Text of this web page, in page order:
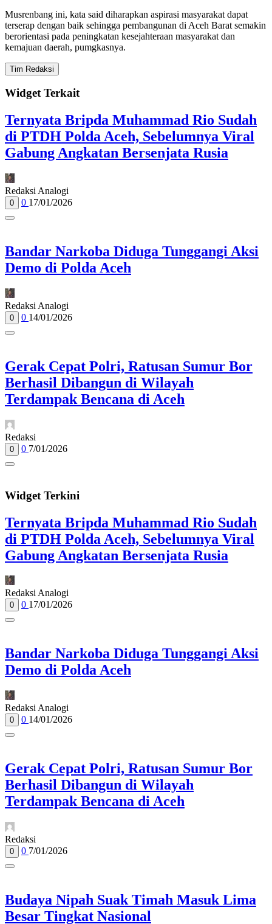
Musrenbang ini, kata said diharapkan aspirasi masyarakat dapat
terserap dengan baik sehingga pembangunan di Aceh Barat semakin
berorientasi pada peningkatan kesejahteraan masyarakat dan
kemajuan daerah, pumgkasnya.
Tim Redaksi
Widget Terkait
Ternyata Bripda Muhammad Rio Sudah
di PTDH Polda Aceh, Sebelumnya Viral
Gabung Angkatan Bersenjata Rusia
Redaksi Analogi
0 0 17/01/2026
Bandar Narkoba Diduga Tunggangi Aksi
Demo di Polda Aceh
Redaksi Analogi
0 0 14/01/2026
Gerak Cepat Polri, Ratusan Sumur Bor
Berhasil Dibangun di Wilayah
Terdampak Bencana di Aceh
Redaksi
0 0 7/01/2026
Widget Terkini
Ternyata Bripda Muhammad Rio Sudah
di PTDH Polda Aceh, Sebelumnya Viral
Gabung Angkatan Bersenjata Rusia
Redaksi Analogi
0 0 17/01/2026
Bandar Narkoba Diduga Tunggangi Aksi
Demo di Polda Aceh
Redaksi Analogi
0 0 14/01/2026
Gerak Cepat Polri, Ratusan Sumur Bor
Berhasil Dibangun di Wilayah
Terdampak Bencana di Aceh
Redaksi
0 0 7/01/2026
Budaya Nipah Suak Timah Masuk Lima
Besar Tingkat Nasional